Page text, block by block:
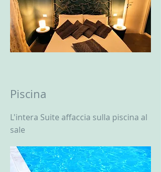
Piscina
L'intera Suite affaccia sulla piscina al
sale